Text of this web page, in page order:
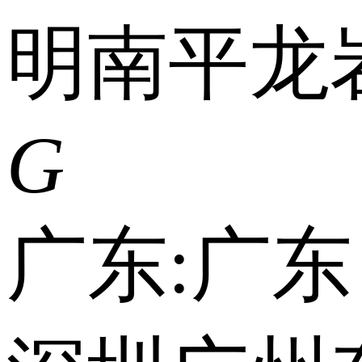
明南平龙
G
广东:广东